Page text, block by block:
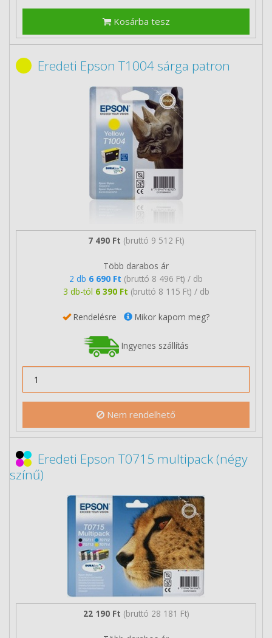
Kosárba tesz
Eredeti Epson T1004 sárga patron
7 490 Ft (bruttó 9 512 Ft)
Több darabos ár
2 db 6 690 Ft (bruttó 8 496 Ft) / db
3 db-tól 6 390 Ft (bruttó 8 115 Ft) / db
Rendelésre Mikor kapom meg?
Ingyenes szállítás
Nem rendelhető
Eredeti Epson T0715 multipack (négy
színű)
22 190 Ft (bruttó 28 181 Ft)